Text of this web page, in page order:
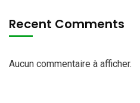
Recent Comments
Aucun commentaire à afficher.